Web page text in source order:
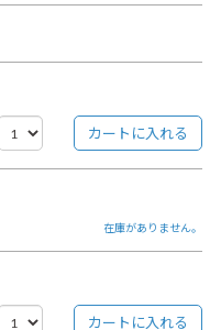
在庫がありません。